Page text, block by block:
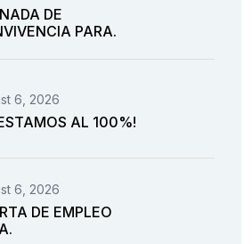
DE
PARA.
6, 2026
AL 100%!
6, 2026
DE EMPLEO